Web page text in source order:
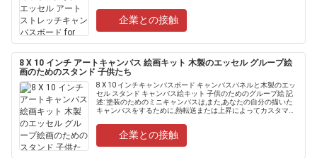
企業との接触
8 X 10 インチ アートキャンバス 絵画キット 木製のエッセル グループ絵
画のためのスタンド 子供たち
8 X 10 インチキャンバスボード キャンバスパネルと木製のエッ
セル スタンド キャンバス絵キット 子供のためのグループ絵 記
述: 塗装のためのミニキャンバスは,また,あなたの自分の描いた
キャンバスをするために,熱転送または上昇によってカスタマイ
企業との接触